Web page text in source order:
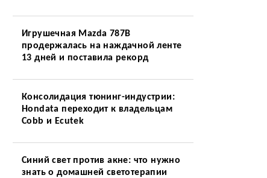
Игрушечная Mazda 787B
продержалась на наждачной ленте
13 дней и поставила рекорд
Консолидация тюнинг-индустрии:
Hondata переходит к владельцам
Cobb и Ecutek
Синий свет против акне: что нужно
знать о домашней светотерапии